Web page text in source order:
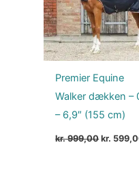
Premier Equine
Walker dækken –
– 6,9″ (155 cm)
kr.999,00 kr.